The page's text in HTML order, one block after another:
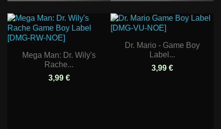
Mega Man: Dr. Wily's
Rache...
3,99 €
Dr. Mario - Game Boy
Label...
3,99 €